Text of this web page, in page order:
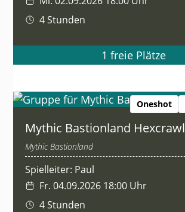
4 Stunden
1 freie Plätze
Oneshot
Mythic Bastionland Hexcrawl
Mythic Bastionland
Spielleiter: Paul
Fr. 04.09.2026 18:00 Uhr
4 Stunden